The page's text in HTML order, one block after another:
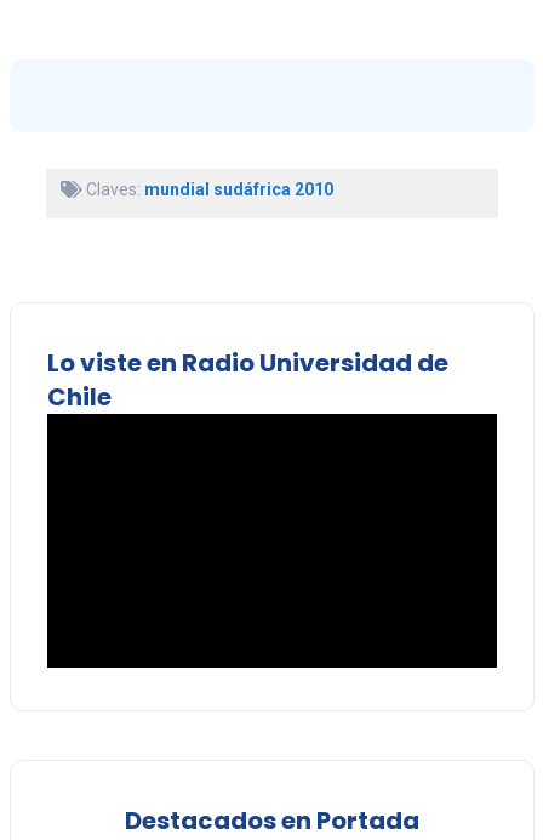
Claves: mundial sudáfrica 2010
Lo viste en Radio Universidad de
Chile
Destacados en Portada